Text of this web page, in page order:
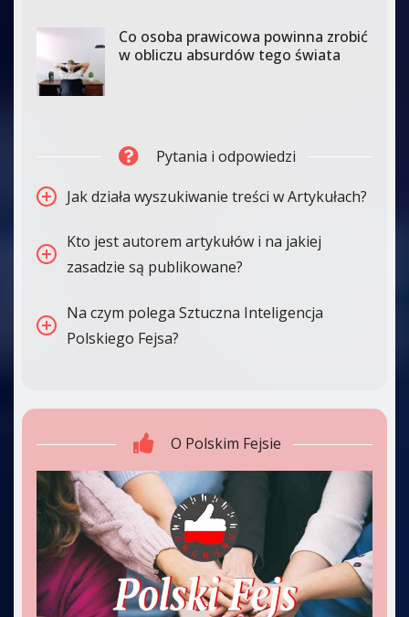
Co osoba prawicowa powinna zrobić
w obliczu absurdów tego świata
Pytania i odpowiedzi
Jak działa wyszukiwanie treści w Artykułach?
Kto jest autorem artykułów i na jakiej
zasadzie są publikowane?
Na czym polega Sztuczna Inteligencja
Polskiego Fejsa?
O Polskim Fejsie